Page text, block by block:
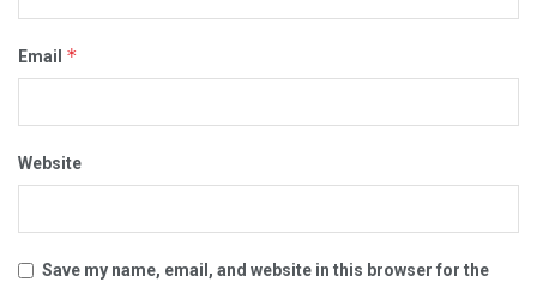
Email *
Website
Save my name, email, and website in this browser for the